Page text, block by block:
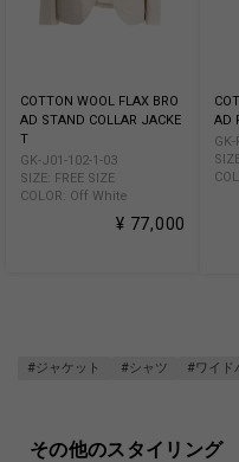
COTTON WOOL FLAX BRO
AD STAND COLLAR JACKE
T
GK-J01-102-1-03
SIZE: FREE SIZE
COLOR: Off White
¥ 77,000
AD
#ジャケット #シャツ #ワイド
その他のスタイリング